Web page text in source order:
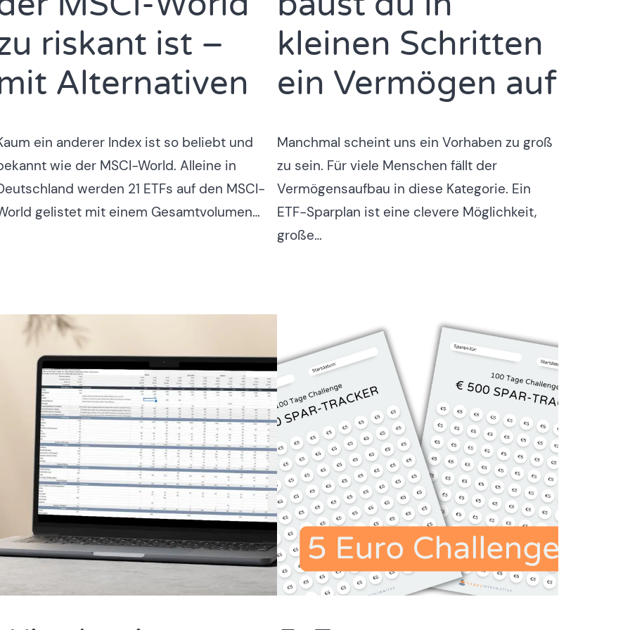
riskant ist –
Alternativen
ein anderer Index ist so beliebt und
wie der MSCI-World. Alleine in
werden 21 ETFs auf den MSCI-
gelistet mit einem Gesamtvolumen…
kleinen Schritten
ein Vermögen auf
Manchmal scheint uns ein Vorhaben zu groß
zu sein. Für viele Menschen fällt der
Vermögensaufbau in diese Kategorie. Ein
ETF-Sparplan ist eine clevere Möglichkeit,
große…